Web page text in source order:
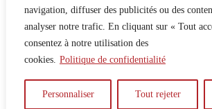
navigation, diffuser des publicités ou des
analyser notre trafic. En cliquant sur « Tout
consentez à notre utilisation des
cookies. Politique de confidentialité
Personnaliser Tout rejeter